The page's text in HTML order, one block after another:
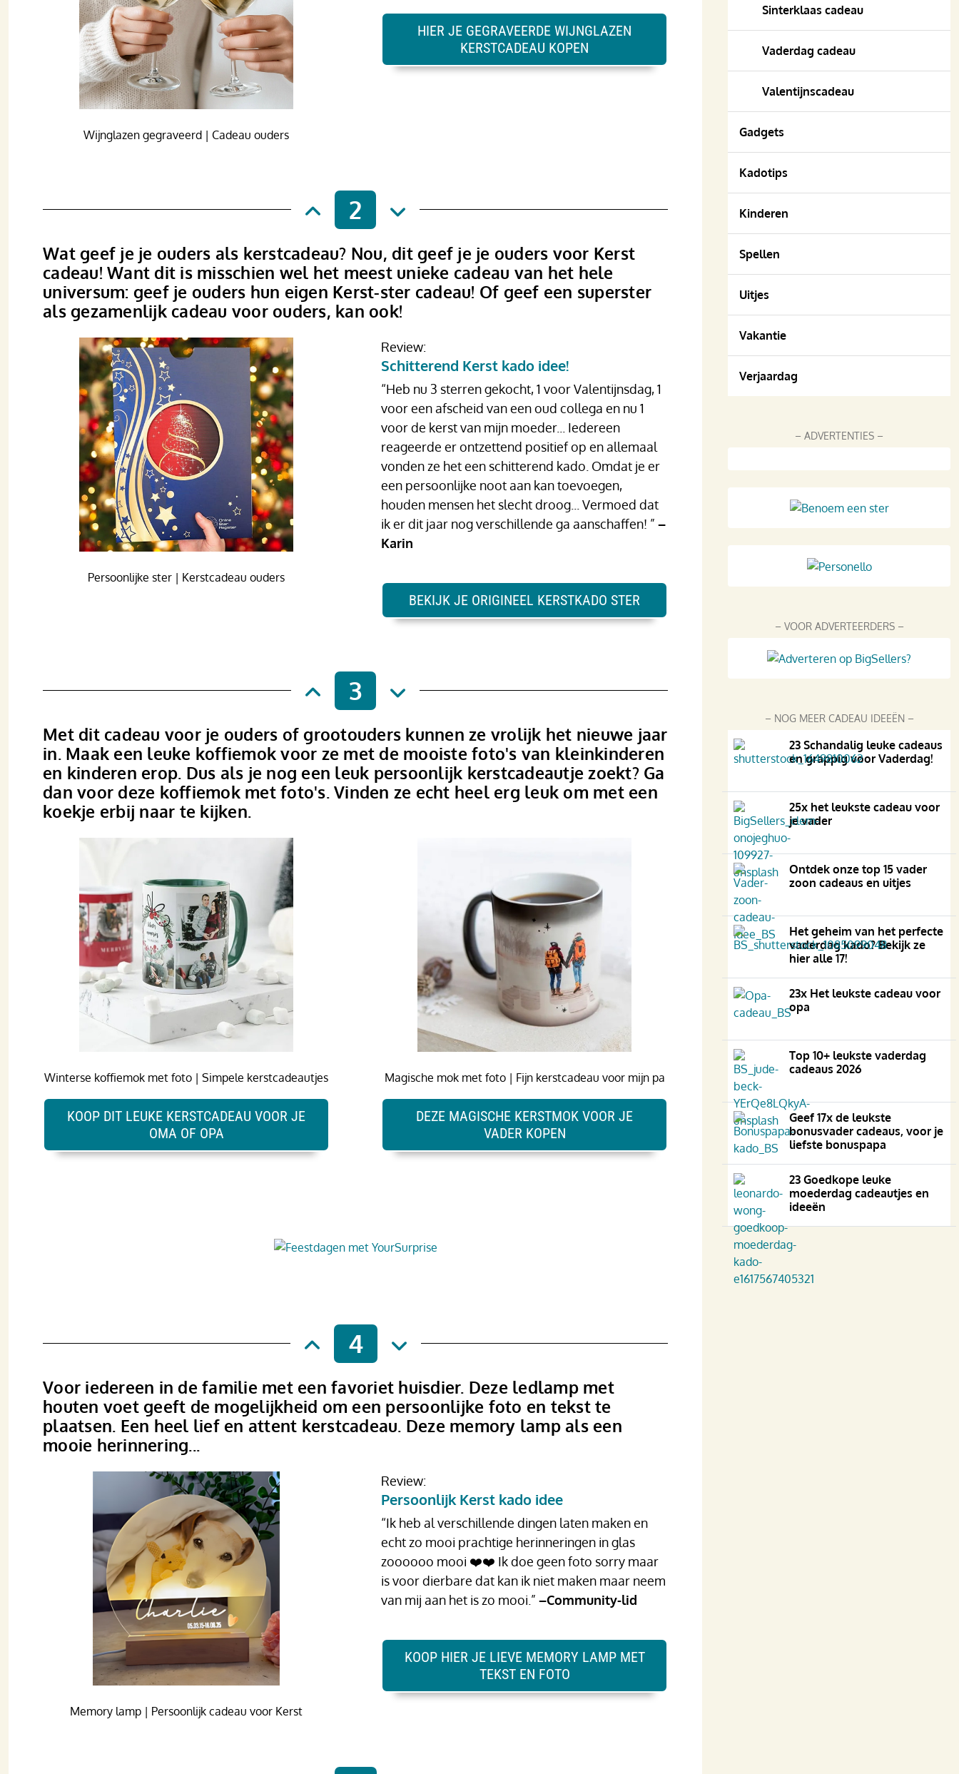
Wijnglazen gegraveerd | Cadeau ouders
HIER JE GEGRAVEERDE WIJNGLAZEN
KERSTCADEAU KOPEN
2
Wat geef je je ouders als kerstcadeau? Nou, dit geef je je ouders voor Kerst
cadeau! Want dit is misschien wel het meest unieke cadeau van het hele
universum: geef je ouders hun eigen Kerst-ster cadeau! Of geef een superster
als gezamenlijk cadeau voor ouders, kan ook!
Persoonlijke ster | Kerstcadeau ouders
Review:
Schitterend Kerst kado idee!
“Heb nu 3 sterren gekocht, 1 voor Valentijnsdag, 1
voor een afscheid van een oud collega en nu 1
voor de kerst van mijn moeder... Iedereen
reageerde er ontzettend positief op en allemaal
vonden ze het een schitterend kado. Omdat je er
een persoonlijke noot aan kan toevoegen,
houden mensen het slecht droog... Vermoed dat
ik er dit jaar nog verschillende ga aanschaffen! ” –
Karin
BEKIJK JE ORIGINEEL KERSTKADO STER
3
Met dit cadeau voor je ouders of grootouders kunnen ze vrolijk het nieuwe jaar
in. Maak een leuke koffiemok voor ze met de mooiste foto's van kleinkinderen
en kinderen erop. Dus als je nog een leuk persoonlijk kerstcadeautje zoekt? Ga
dan voor deze koffiemok met foto's. Vinden ze echt heel erg leuk om met een
koekje erbij naar te kijken.
Winterse koffiemok met foto | Simpele kerstcadeautjes
KOOP DIT LEUKE KERSTCADEAU VOOR JE
OMA OF OPA
Magische mok met foto | Fijn kerstcadeau voor mijn pa
DEZE MAGISCHE KERSTMOK VOOR JE
VADER KOPEN
4
Voor iedereen in de familie met een favoriet huisdier. Deze ledlamp met
houten voet geeft de mogelijkheid om een persoonlijke foto en tekst te
plaatsen. Een heel lief en attent kerstcadeau. Deze memory lamp als een
mooie herinnering...
Memory lamp | Persoonlijk cadeau voor Kerst
Review:
Persoonlijk Kerst kado idee
“Ik heb al verschillende dingen laten maken en
echt zo mooi prachtige herinneringen in glas
zoooooo mooi ❤️❤️ Ik doe geen foto sorry maar
is voor dierbare dat kan ik niet maken maar neem
van mij aan het is zo mooi.” –Community-lid
KOOP HIER JE LIEVE MEMORY LAMP MET
TEKST EN FOTO
Sinterklaas cadeau
Vaderdag cadeau
Valentijnscadeau
Gadgets
Kadotips
Kinderen
Spellen
Uitjes
Vakantie
Verjaardag
– ADVERTENTIES –
– VOOR ADVERTEERDERS –
– NOG MEER CADEAU IDEEËN –
23 Schandalig leuke cadeaus
en grappig voor Vaderdag!
25x het leukste cadeau voor
je vader
Ontdek onze top 15 vader
zoon cadeaus en uitjes
Het geheim van het perfecte
vaderdag kado? Bekijk ze
hier alle 17!
23x Het leukste cadeau voor
opa
Top 10+ leukste vaderdag
cadeaus 2026
Geef 17x de leukste
bonusvader cadeaus, voor je
liefste bonuspapa
23 Goedkope leuke
moederdag cadeautjes en
ideeën